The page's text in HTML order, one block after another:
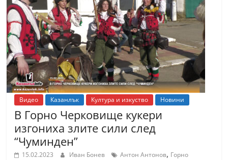
f
o
,
k
a
z
a
n
a
k
Видео Казанлък Култура и изкуство Новини
В Горно Черковище кукери
изгониха злите сили след
“Чуминден”
15.02.2023 Иван Бонев Антон Антонов, Горно